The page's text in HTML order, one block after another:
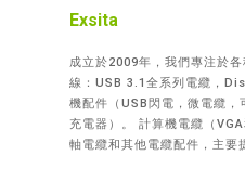
Exsita
成立於2009年，我們專注於
線：USB 3.1全系列電纜，
機配件（USB閃電，微電纜
充電器）。 計算機電纜（
軸電纜和其他電纜配件，主要